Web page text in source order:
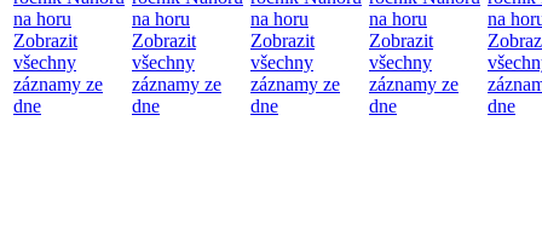
na horu
Zobrazit
všechny
záznamy ze
dne
na horu
Zobrazit
všechny
záznamy ze
dne
na horu
Zobrazit
všechny
záznamy ze
dne
na horu
Zobrazit
všechny
záznamy ze
dne
na
dne